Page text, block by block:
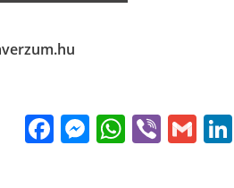
FacebookViber